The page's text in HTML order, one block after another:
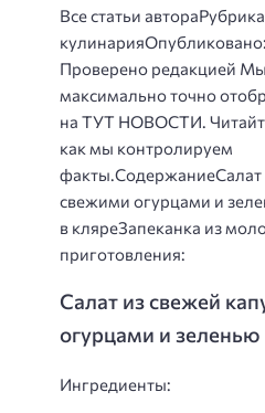
Все статьи
кулинарияОпубликовано:
Проверено редакцией
максимально точно
на ТУТ НОВОСТИ.
как мы контролируем
факты.СодержаниеСалат
свежими огурцами и
в кляреЗапеканка из
приготовления:
Салат из свежей
огурцами и зеленью
Ингредиенты: